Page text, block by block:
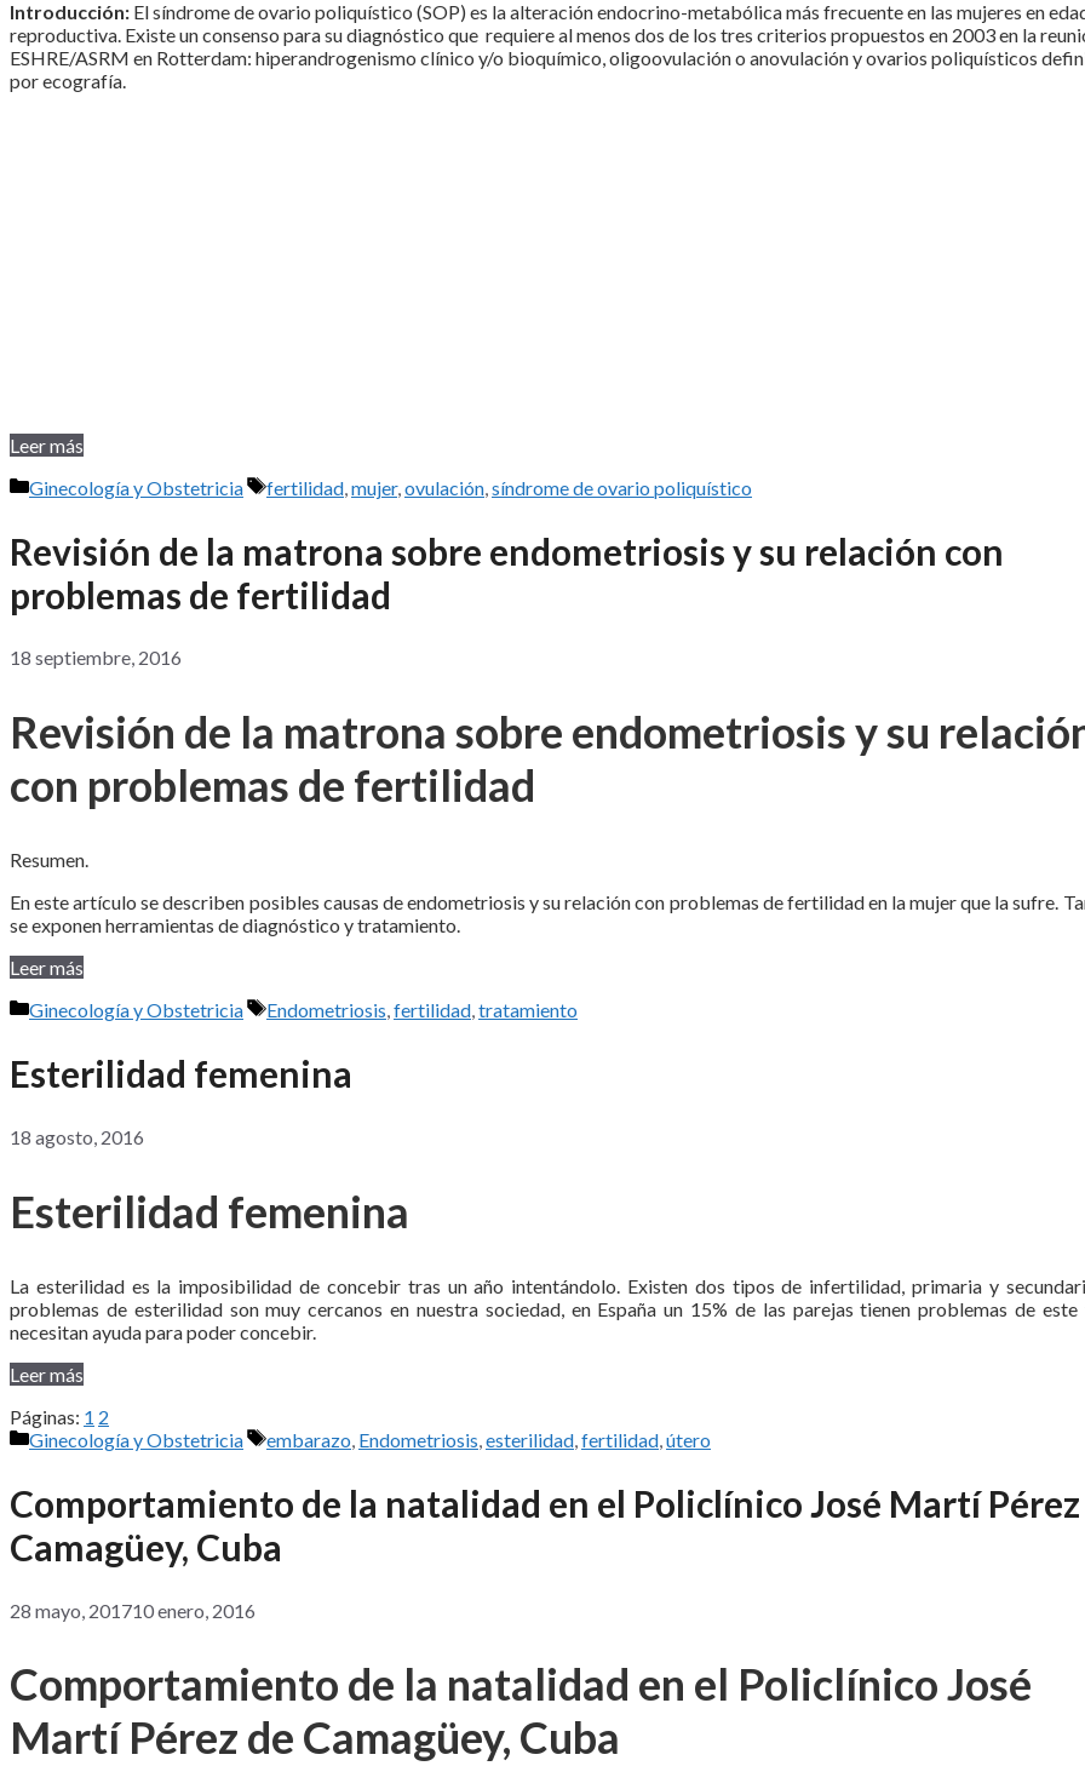
Introducción: El síndrome de ovario poliquístico (SOP) es la alteración endocrino-metabólica más frecuente en las mujeres en
reproductiva. Existe un consenso para su diagnóstico que requiere al menos dos de los tres criterios propuestos en 2003 en la
ESHRE/ASRM en Rotterdam: hiperandrogenismo clínico y/o bioquímico, oligoovulación o anovulación y ovarios poliquísticos
por ecografía.
Leer más
Categorías
Ginecología y Obstetricia Etiquetas
fertilidad mujer, ovulación síndrome de ovario poliquístico
Revisión de la matrona sobre endometriosis y su relación con
problemas de fertilidad
18 septiembre, 2016
Revisión de la matrona sobre endometriosis y su
con problemas de fertilidad
Resumen.
En este artículo se describen posibles causas de endometriosis y su relación con problemas de fertilidad en la mujer que la sufre.
se exponen herramientas de diagnóstico y tratamiento.
Leer más
Categorías
Ginecología y Obstetricia Etiquetas
Endometriosis,fertilidad,tratamiento
Esterilidad femenina
18 agosto, 2016
Esterilidad femenina
La esterilidad es la imposibilidad de concebir tras un año intentándolo. Existen dos tipos de infertilidad, primaria y
problemas de esterilidad son muy cercanos en nuestra sociedad, en España un 15% de las parejas tienen problemas de
necesitan ayuda para poder concebir.
Leer más
Páginas: 1 2
Categorías
Ginecología y Obstetricia Etiquetas
embarazo Endometriosis esterilidad fertilidad útero
Comportamiento de la natalidad en el Policlínico José Martí Pérez
Camagüey, Cuba
28 mayo, 201710 enero, 2016
Comportamiento de la natalidad en el Policlínico José
Martí Pérez de Camagüey, Cuba